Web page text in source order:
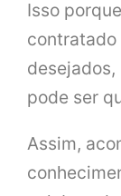
Isso
contratado
pode ser
Assim,